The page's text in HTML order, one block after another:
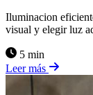
Iluminacion
visual y elegir luz
5 min
Leer más